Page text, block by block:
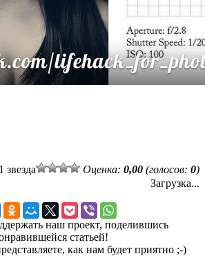
Оценка: 0,00 (голосов: 0)
Загрузка...
наш проект, поделившись
статьей!
как нам будет приятно ;-)